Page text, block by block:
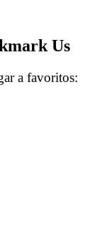
Us
a